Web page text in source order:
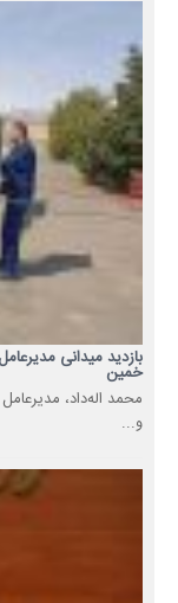
بازدید میدانی
خمین
محمد اله‌داد،
و...